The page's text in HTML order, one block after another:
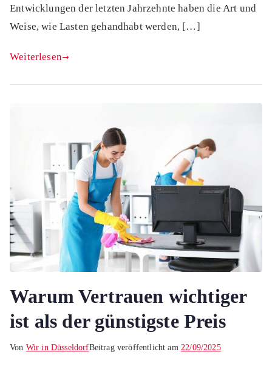
Entwicklungen der letzten Jahrzehnte haben die Art und
Weise, wie Lasten gehandhabt werden, […]
Weiterlesen
Warum Vertrauen wichtiger
ist als der günstigste Preis
Von Wir in DüsseldorfBeitrag veröffentlicht am 22/09/2025